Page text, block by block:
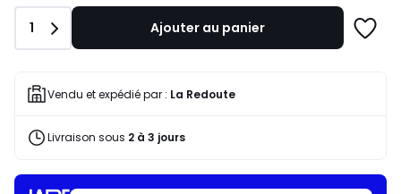
Quantité
1 Ajouter au panier
Vendu et expédié par : La Redoute
Livraison sous 2 à 3 jours